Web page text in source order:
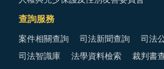
查詢服務
案件相關查詢 司法新聞查詢 司法
司法智識庫 法學資料檢索 裁判書